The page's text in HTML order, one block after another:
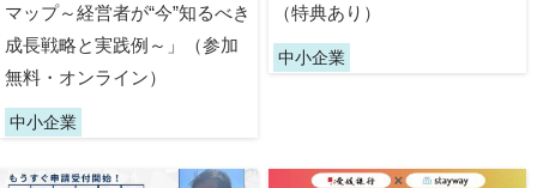
マップ～経営者が“今”知るべき
成長戦略と実践例～」（参加
無料・オンライン）
中小企業
（特典あり）
中小企業